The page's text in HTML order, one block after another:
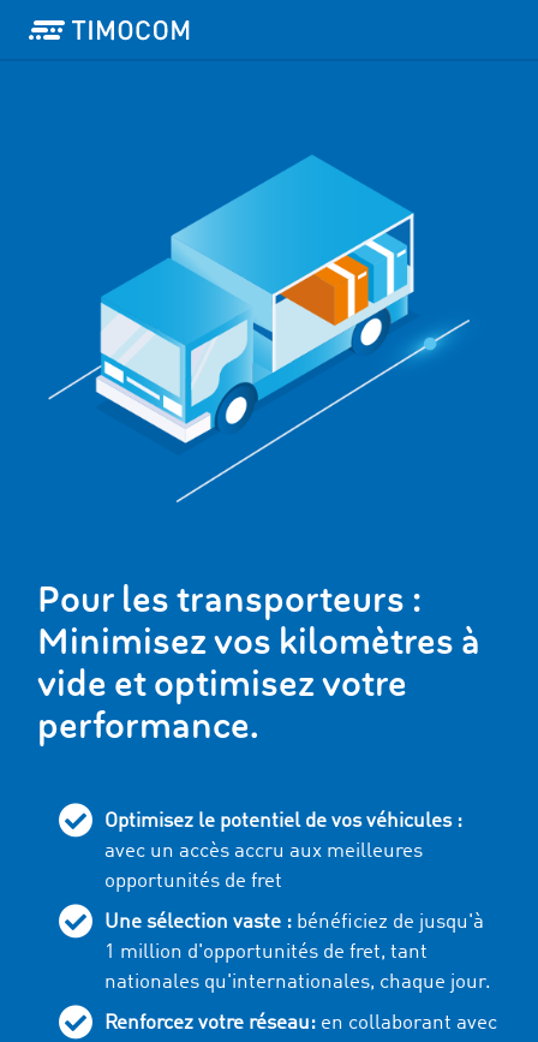
Pour les transporteurs :
Minimisez vos kilomètres à
vide et optimisez votre
performance.
Optimisez le potentiel de vos véhicules :
avec un accès accru aux meilleures
opportunités de fret
Une sélection vaste : bénéficiez de jusqu'à
1 million d'opportunités de fret, tant
nationales qu'internationales, chaque jour.
Renforcez votre réseau: en collaborant avec